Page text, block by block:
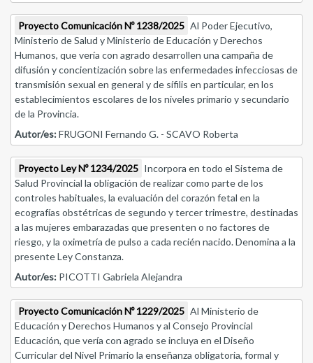
Proyecto Comunicación Nº 1238/2025 Al Poder Ejecutivo,
Ministerio de Salud y Ministerio de Educación y Derechos
Humanos, que vería con agrado desarrollen una campaña de
difusión y concientización sobre las enfermedades infecciosas de
transmisión sexual en general y de sífilis en particular, en los
establecimientos escolares de los niveles primario y secundario
de la Provincia.
Autor/es:FRUGONI Fernando G. - SCAVO Roberta
Proyecto Ley Nº 1234/2025 Incorpora en todo el Sistema de
Salud Provincial la obligación de realizar como parte de los
controles habituales, la evaluación del corazón fetal en la
ecografías obstétricas de segundo y tercer trimestre, destinadas
a las mujeres embarazadas que presenten o no factores de
riesgo, y la oximetría de pulso a cada recién nacido. Denomina a la
presente Ley Constanza.
Autor/es: PICOTTI Gabriela Alejandra
Proyecto Comunicación Nº 1229/2025 Al Ministerio de
Educación y Derechos Humanos y al Consejo Provincial
Educación, que vería con agrado se incluya en el Diseño
Curricular del Nivel Primario la enseñanza obligatoria, formal y